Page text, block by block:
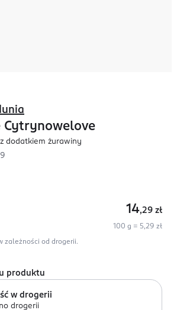
Cytrynowelove
dodatkiem żurawiny
14,29 zł
100 g = 5,29 zł
zależności od drogerii.
produktu
w drogerii
drogerii